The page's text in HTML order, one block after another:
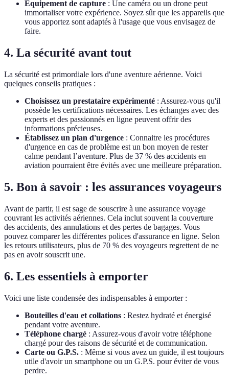
Équipement de capture : Une caméra ou un drone peut
immortaliser votre expérience. Soyez sûr que les appareils que
vous apportez sont adaptés à l'usage que vous envisagez de
faire.
4. La sécurité avant tout
La sécurité est primordiale lors d'une aventure aérienne. Voici
quelques conseils pratiques :
Choisissez un prestataire expérimenté : Assurez-vous qu'il
possède les certifications nécessaires. Les échanges avec des
experts et des passionnés en ligne peuvent offrir des
informations précieuses.
Établissez un plan d'urgence : Connaitre les procédures
d'urgence en cas de problème est un bon moyen de rester
calme pendant l’aventure. Plus de 37 % des accidents en
aviation pourraient être évités avec une meilleure préparation.
5. Bon à savoir : les assurances voyageurs
Avant de partir, il est sage de souscrire à une assurance voyage
couvrant les activités aériennes. Cela inclut souvent la couverture
des accidents, des annulations et des pertes de bagages. Vous
pouvez comparer les différentes polices d'assurance en ligne. Selon
les retours utilisateurs, plus de 70 % des voyageurs regrettent de ne
pas en avoir souscrit une.
6. Les essentiels à emporter
Voici une liste condensée des indispensables à emporter :
Bouteilles d'eau et collations : Restez hydraté et énergisé
pendant votre aventure.
Téléphone chargé : Assurez-vous d'avoir votre téléphone
chargé pour des raisons de sécurité et de communication.
Carte ou G.P.S. : Même si vous avez un guide, il est toujours
utile d'avoir un smartphone ou un G.P.S. pour éviter de vous
perdre.